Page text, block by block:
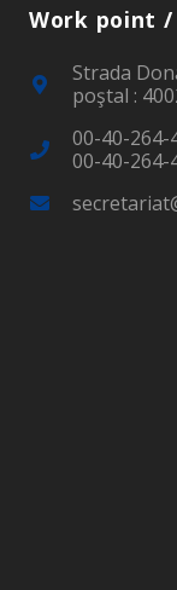
Work point /
Strada
poştal :
00-40-264-
00-40-264-